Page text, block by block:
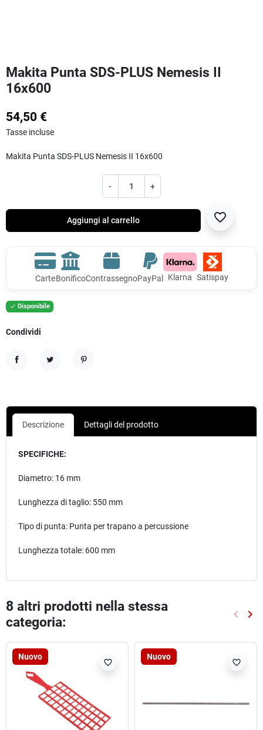
Makita Punta SDS-PLUS Nemesis II
16x600
54,50 €
Tasse incluse
Makita Punta SDS-PLUS Nemesis II 16x600
- +
Aggiungi al carrello favorite_border
CarteBonificoContrassegnoPayPal Klarna Satispay
 Disponibile
Condividi
Descrizione Dettagli del prodotto
SPECIFICHE:
Diametro: 16 mm
Lunghezza di taglio: 550 mm
Tipo di punta: Punta per trapano a percussione
Lunghezza totale: 600 mm
8 altri prodotti nella stessa
categoria:
keyboard_arrow_left keyboard_arrow_right
Nuovo
favorite_border
Nuovo
favorite_border